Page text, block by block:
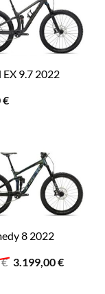
EX 9.7 2022
€
8 2022
€ Ursprünglicher
3.199,00€